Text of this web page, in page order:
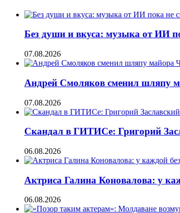
Без души и вкуса: музыка от ИИ
07.08.2026
Андрей Смоляков сменил шляпу
07.08.2026
Скандал в ГИТИСе: Григорий
06.08.2026
Актриса Галина Коновалова: у
06.08.2026